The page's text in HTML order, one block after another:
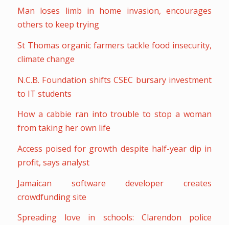
Man loses limb in home invasion, encourages
others to keep trying
St Thomas organic farmers tackle food insecurity,
climate change
N.C.B. Foundation shifts CSEC bursary investment
to IT students
How a cabbie ran into trouble to stop a woman
from taking her own life
Access poised for growth despite half-year dip in
profit, says analyst
Jamaican software developer creates
crowdfunding site
Spreading love in schools: Clarendon police